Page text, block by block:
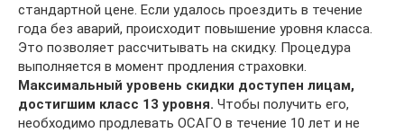
стандартной цене. Если удалось проездить в течение
года без аварий, происходит повышение уровня класса.
Это позволяет рассчитывать на скидку. Процедура
выполняется в момент продления страховки.
Максимальный уровень скидки доступен лицам,
достигшим класс 13 уровня. Чтобы получить его,
необходимо продлевать ОСАГО в течение 10 лет и не